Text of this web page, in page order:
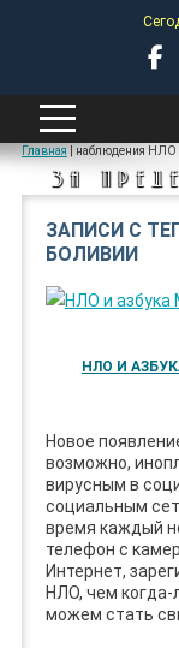
ЗА
Главная наблюдения НЛО
ЗАПИСИ С
БОЛИВИИ
НЛО И
Новое
возможно,
вирусным в
социальным
время каждый
телефон с
Интернет,
НЛО, чем
можем стать